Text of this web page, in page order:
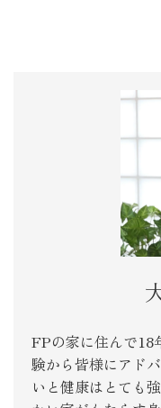
FPの家に住んで18
験から皆様にアド
いと健康はとても